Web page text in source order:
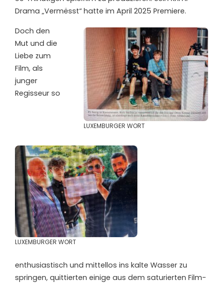
Drama „Vermësst“ hatte im April 2025 Premiere.
LUXEMBURGER WORT
LUXEMBURGER WORT
Doch den
Mut und die
Liebe zum
Film, als
junger
Regisseur so
enthusiastisch und mittellos ins kalte Wasser zu
springen, quittierten einige aus dem saturierten Film-